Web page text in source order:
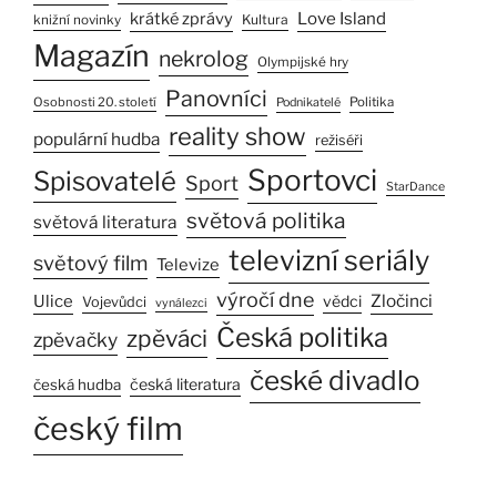
knižní novinky krátké zprávy Kultura Love Island
Magazín nekrolog Olympijské hry
Osobnosti 20. století Panovníci Podnikatelé Politika
populární hudba reality show režiséři
Spisovatelé Sport Sportovci StarDance
světová literatura světová politika
světový film Televize televizní seriály
Ulice Vojevůdci vynálezci výročí dne vědci Zločinci
zpěvačky zpěváci Česká politika
česká hudba česká literatura české divadlo
český film